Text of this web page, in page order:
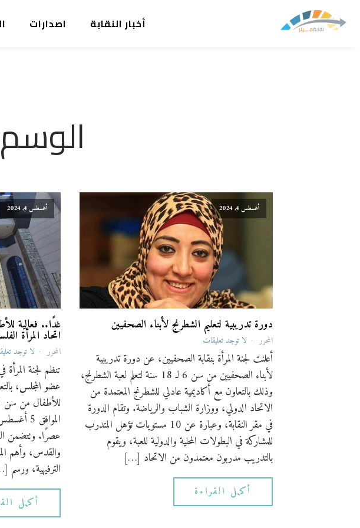
أخبار النقابة اصدارات
أغسطس 4, 2024
دورة تدريبية لتعليم الشطرنج لأبناء الصحفيين
المحرر لا توجد تعليقات
أعلنت لجنة المرأة بنقابة الصحفيين، عن دورة تدريبية
لأبناء الصحفيين من سن 6 لـ 18 سنة لتعلم لعبة الشطرنج،
وذلك بالتعاون مع أكاديمية عادلي للشطرنج المعتمدة من
الاتحاد الدولي، ووزارة الشباب والرياضة. وتقام الدورة
في مقر النقابة، وعبارة عن 10 مستويات تؤهل المتدرب
للمشاركة في البطولات المحلية والدولية للعبة، ويقوم
بالتدريب مدربون معتمدون من الاتحاد […]
أكمل القراءة
أغسطس 4, 2024
غدًا.. فعالية
اتحاد المرأة
المحرر لا توجد
تنظم لجنة المرأة
عضو المجلس،
عصرًا. وتتضمن
والقدس، وأهم
الترفيهية،
أكمل